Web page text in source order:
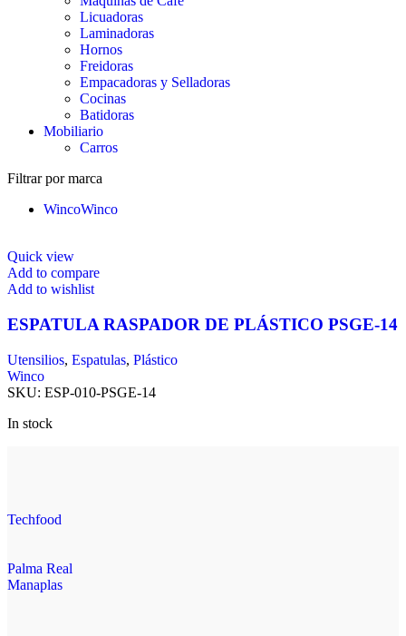
Licuadoras
Laminadoras
Hornos
Freidoras
Empacadoras y Selladoras
Cocinas
Batidoras
Mobiliario
Carros
Filtrar por marca
WincoWinco
Quick view
Add to compare
Add to wishlist
ESPATULA RASPADOR DE PLÁSTICO PSGE-14
Utensilios, Espatulas, Plástico
Winco
SKU: ESP-010-PSGE-14
In stock
Techfood
Palma Real
Manaplas